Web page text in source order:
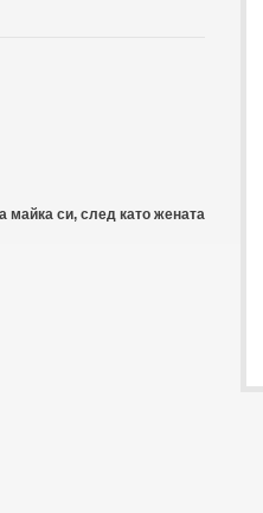
майка си, след като жената